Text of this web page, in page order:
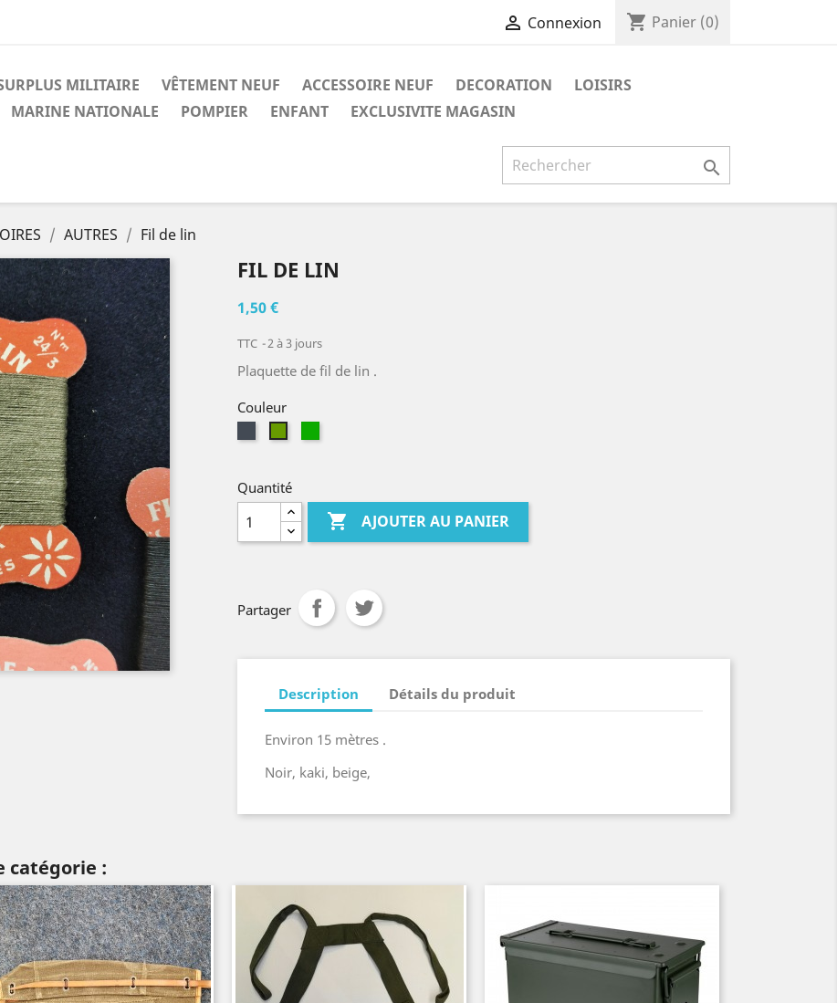
 Connexion shopping_cart Panier (0)
MILITAIRE VÊTEMENT NEUF ACCESSOIRE NEUF DECORATION
LOISIRS
MARINE NATIONALE POMPIER ENFANT EXCLUSIVITE MAGASIN

AUTRES Fil de lin
FIL DE LIN
1,50 €
TTC 2 à 3 jours
Plaquette de fil de lin .
Couleur
Quantité
 AJOUTER AU PANIER
Partager
Description Détails du produit
Environ 15 mètres .
Noir, kaki, beige,
catégorie :